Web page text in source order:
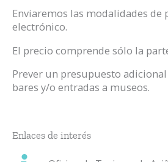
Enviaremos las modalidades de
electrónico.
El precio comprende sólo la
Prever un presupuesto
bares y/o entradas a museos.
Enlaces de interés